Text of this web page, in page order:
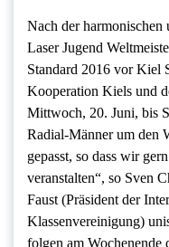
Nach der harmonischen
Laser Jugend
Standard 2016 vor Kiel
Kooperation Kiels und
Mittwoch, 20. Juni, bis
Radial-Männer um den
gepasst, so dass wir
veranstalten“, so Sven
Faust (Präsident der
Klassenvereinigung)
folgen am